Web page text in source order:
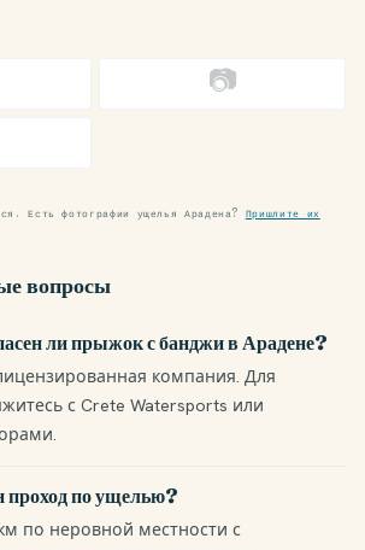
📷
Есть фотографии ущелья Арадена? Пришлите их
вопросы
ли прыжок с банджи в Арадене?
компания. Для
с Crete Watersports или
проход по ущелью?
по неровной местности с